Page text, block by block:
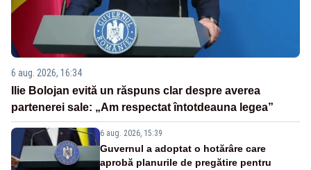
6 aug. 2026, 16:34
Ilie Bolojan evită un răspuns clar despre averea
partenerei sale: „Am respectat întotdeauna legea”
6 aug. 2026, 15:39
Guvernul a adoptat o hotărâre care
aprobă planurile de pregătire pentru